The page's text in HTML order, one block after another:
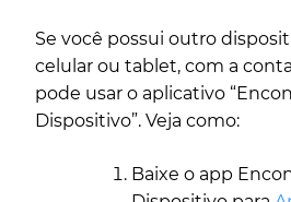
Se você possui outro
celular ou tablet, com a
pode usar o aplicativo
Dispositivo”. Veja como:
Baixe o app